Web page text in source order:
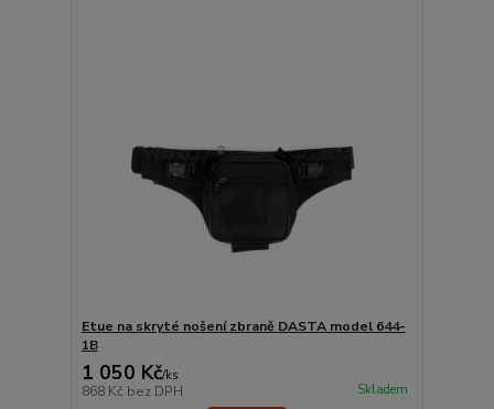
Etue na skryté nošení zbraně DASTA model 644-
1B
1 050 Kč/ks
868 Kč bez DPH Skladem